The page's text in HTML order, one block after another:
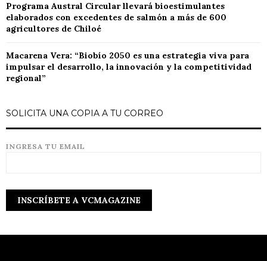
Programa Austral Circular llevará bioestimulantes
elaborados con excedentes de salmón a más de 600
agricultores de Chiloé
Macarena Vera: “Biobío 2050 es una estrategia viva para
impulsar el desarrollo, la innovación y la competitividad
regional”
SOLICITA UNA COPIA A TU CORREO
INGRESA TU EMAIL